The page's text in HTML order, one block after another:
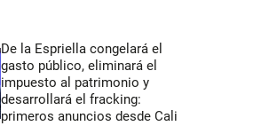
De la Espriella congelará el
gasto público, eliminará el
impuesto al patrimonio y
desarrollará el fracking:
primeros anuncios desde Cali